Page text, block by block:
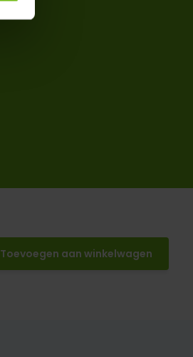
Toevoegen aan winkelwagen